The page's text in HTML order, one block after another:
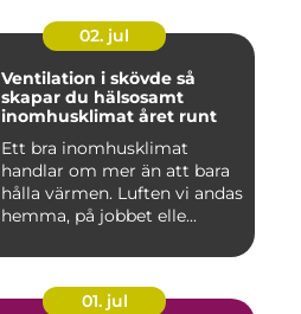
02. jul
Ventilation i skövde så
skapar du hälsosamt
inomhusklimat året runt
Ett bra inomhusklimat
handlar om mer än att bara
hålla värmen. Luften vi andas
hemma, på jobbet elle...
01. jul